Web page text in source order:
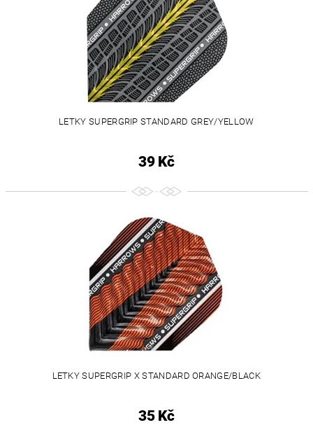
LETKY SUPERGRIP STANDARD GREY/YELLOW
39 Kč
LETKY SUPERGRIP X STANDARD ORANGE/BLACK
35 Kč